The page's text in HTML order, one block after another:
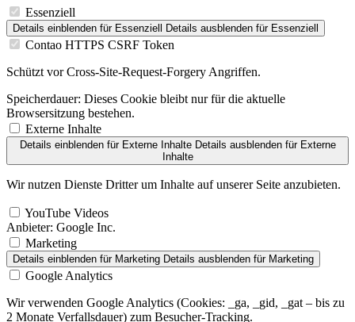
Essenziell
Details einblenden für Essenziell Details ausblenden für Essenziell
Contao HTTPS CSRF Token
Schützt vor Cross-Site-Request-Forgery Angriffen.
Speicherdauer: Dieses Cookie bleibt nur für die aktuelle
Browsersitzung bestehen.
Externe Inhalte
Details einblendenfür Externe Inhalte Details ausblendenfür Externe
Inhalte
Wir nutzen Dienste Dritter um Inhalte auf unserer Seite anzubieten.
YouTube Videos
Anbieter: Google Inc.
Marketing
Details einblenden für Marketing Details ausblenden für Marketing
Google Analytics
Wir verwenden Google Analytics (Cookies: _ga, _gid, _gat – bis zu
2 Monate Verfallsdauer) zum Besucher-Tracking.